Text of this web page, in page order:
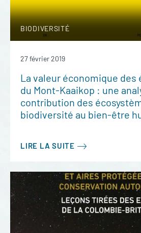
BIODIVERSITÉ
27 février 2019
La valeur économique des
du Mont-Kaaikop : une
contribution des
biodiversité au bien-être
LIRE LA SUITE